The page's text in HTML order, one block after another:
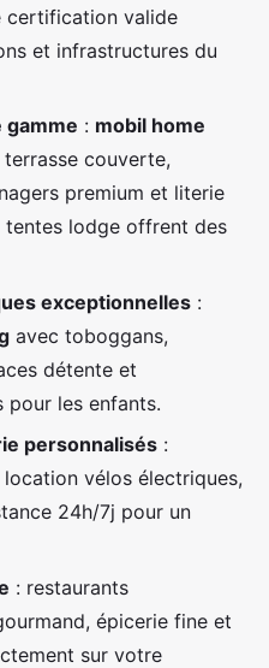
certification valide
et infrastructures du
gamme : mobil home
couverte,
premium et literie
tentes lodge offrent des
exceptionnelles :
avec toboggans,
détente et
pour les enfants.
personnalisés :
vélos électriques,
24h/7j pour un
: restaurants
épicerie fine et
sur votre